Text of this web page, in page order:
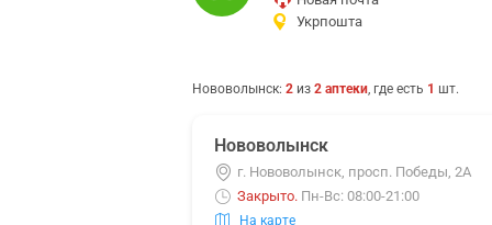
Укрпошта
Нововолынск: 2 из 2 аптеки, где есть 1 шт.
Нововолынск
г. Нововолынск, просп. Победы, 2А
Закрыто. Пн-Вс: 08:00-21:00
На карте